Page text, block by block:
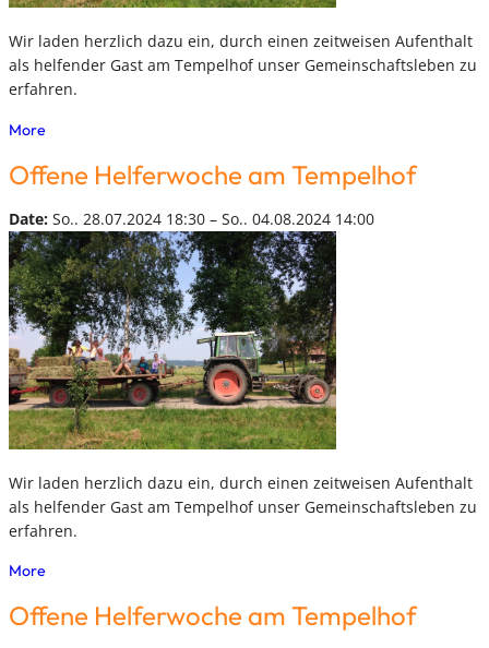
Wir laden herzlich dazu ein, durch einen zeitweisen Aufenthalt
als helfender Gast am Tempelhof unser Gemeinschaftsleben zu
erfahren.
More
Offene Helferwoche am Tempelhof
Date: So.. 28.07.2024 18:30 – So.. 04.08.2024 14:00
Wir laden herzlich dazu ein, durch einen zeitweisen Aufenthalt
als helfender Gast am Tempelhof unser Gemeinschaftsleben zu
erfahren.
More
Offene Helferwoche am Tempelhof